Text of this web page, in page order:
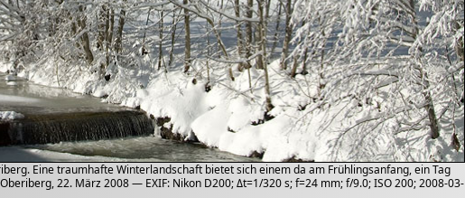
Eine traumhafte Winterlandschaft bietet sich einem da am Frühlingsanfang, ein Tag
22. März 2008 — EXIF: Nikon D200; Δt=1/320 s; f=24 mm; f/9.0; ISO 200; 2008-03-